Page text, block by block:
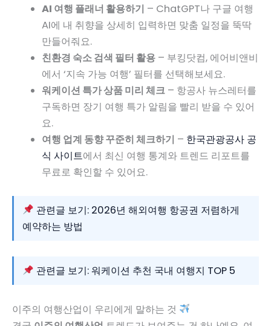
AI 여행 플래너 활용하기 – ChatGPT나 구글 여행
AI에 내 취향을 상세히 입력하면 맞춤 일정을 뚝딱
만들어줘요.
친환경 숙소 검색 필터 활용 – 부킹닷컴, 에어비앤비
에서 ‘지속 가능 여행’ 필터를 선택해보세요.
워케이션 특가 상품 미리 체크 – 항공사 뉴스레터를
구독하면 장기 여행 특가 알림을 빨리 받을 수 있어
요.
여행 업계 동향 꾸준히 체크하기 – 한국관광공사 공
식 사이트에서 최신 여행 통계와 트렌드 리포트를
무료로 확인할 수 있어요.
관련글 보기: 2026년 해외여행 항공권 저렴하게
예약하는 방법
관련글 보기: 워케이션 추천 국내 여행지 TOP 5
이주의 여행산업이 우리에게 말하는 것